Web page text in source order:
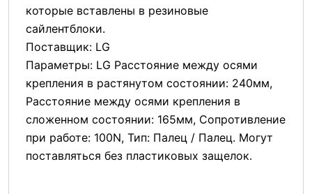
которые вставлены в резиновые
сайлентблоки.
Поставщик: LG
Параметры: LG Расстояние между осями
крепления в растянутом состоянии: 240мм,
Расстояние между осями крепления в
сложенном состоянии: 165мм, Сопротивление
при работе: 100N, Тип: Палец / Палец. Могут
поставляться без пластиковых защелок.